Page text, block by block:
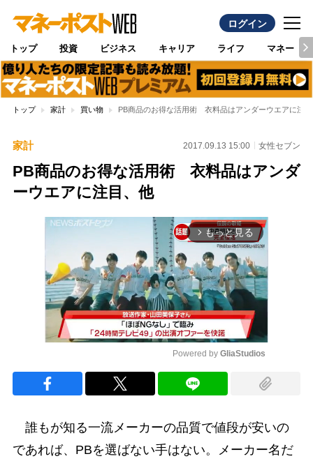
ログイン
トップ 投資 ビジネス キャリア ライフ マネー
トップ 家計 買い物 PB商品のお得な活用術 衣料品はアンダーウエアに注
家計 2017.09.13 15:00 女性セブン
PB商品のお得な活用術 衣料品はアンダ
ーウエアに注目、他
arrow_forward_ios もっと見る
Powered by GliaStudios
誰もが知る一流メーカーの品質で値段が安いの
であれば、PBを選ばない手はない。メーカー名だ